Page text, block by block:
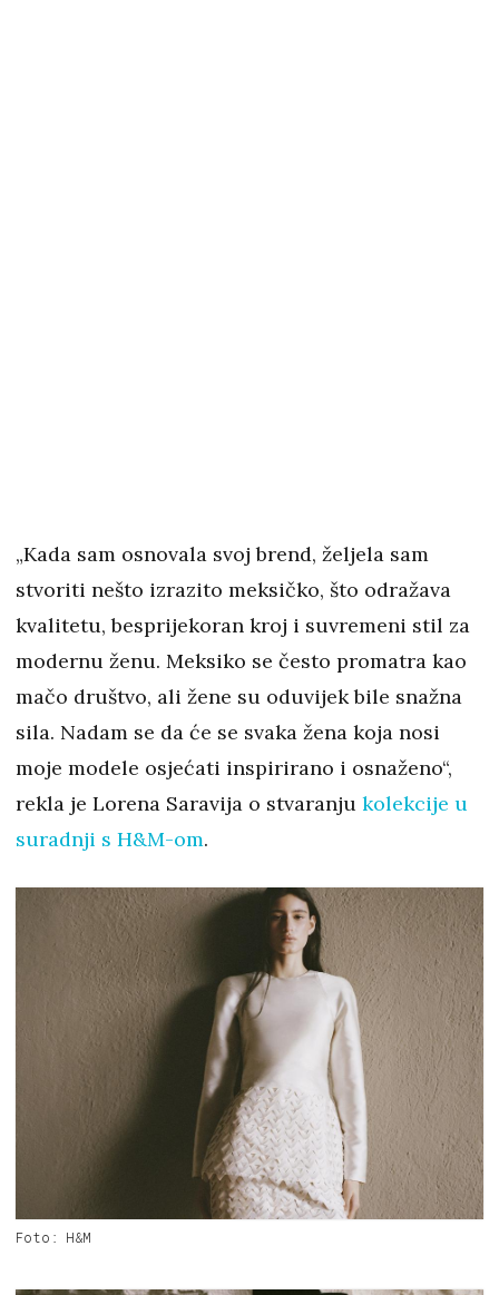
„Kada sam osnovala svoj brend, željela sam
stvoriti nešto izrazito meksičko, što odražava
kvalitetu, besprijekoran kroj i suvremeni stil za
modernu ženu. Meksiko se često promatra kao
mačo društvo, ali žene su oduvijek bile snažna
sila. Nadam se da će se svaka žena koja nosi
moje modele osjećati inspirirano i osnaženo“,
rekla je Lorena Saravija o stvaranju kolekcije u
suradnji s H&M-om.
Foto: H&M